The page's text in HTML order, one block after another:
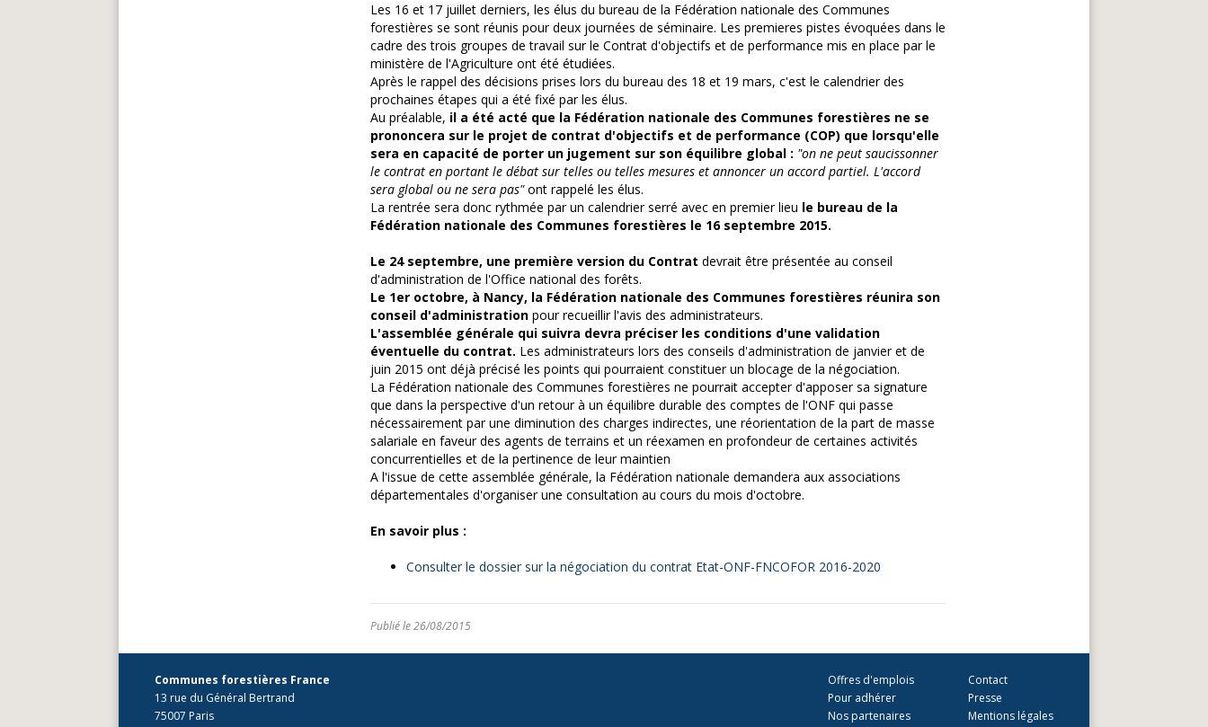
Les 16 et 17 juillet derniers, les élus du bureau de la Fédération nationale des Communes
forestières se sont réunis pour deux journées de séminaire. Les premieres pistes évoquées dans le
cadre des trois groupes de travail sur le Contrat d'objectifs et de performance mis en place par le
ministère de l'Agriculture ont été étudiées.
Après le rappel des décisions prises lors du bureau des 18 et 19 mars, c'est le calendrier des
prochaines étapes qui a été fixé par les élus.
Au préalable, il a été acté que la Fédération nationale des Communes forestières ne se
prononcera sur le projet de contrat d'objectifs et de performance (COP) que lorsqu'elle
sera en capacité de porter un jugement sur son équilibre global : "on ne peut saucissonner
le contrat en portant le débat sur telles ou telles mesures et annoncer un accord partiel. L'accord
sera global ou ne sera pas"ont rappelé les élus.
La rentrée sera donc rythmée par un calendrier serré avec en premier lieu le bureau de la
Fédération nationale des Communes forestières le 16 septembre 2015.
Le 24 septembre, une première version du Contrat devrait être présentée au conseil
d'administration de l'Office national des forêts.
Le 1er octobre, à Nancy, la Fédération nationale des Communes forestières réunira son
conseil d'administration pour recueillir l'avis des administrateurs.
L'assemblée générale qui suivra devra préciser les conditions d'une validation
éventuelle du contrat. Les administrateurs lors des conseils d'administration de janvier et de
juin 2015 ont déjà précisé les points qui pourraient constituer un blocage de la négociation.
La Fédération nationale des Communes forestières ne pourrait accepter d'apposer sa signature
que dans la perspective d'un retour à un équilibre durable des comptes de l'ONF qui passe
nécessairement par une diminution des charges indirectes, une réorientation de la part de masse
salariale en faveur des agents de terrains et un réexamen en profondeur de certaines activités
concurrentielles et de la pertinence de leur maintien
A l'issue de cette assemblée générale, la Fédération nationale demandera aux associations
départementales d'organiser une consultation au cours du mois d'octobre.
En savoir plus :
Consulter le dossier sur la négociation du contrat Etat-ONF-FNCOFOR 2016-2020
Publié le 26/08/2015
Communes forestières France
13 rue du Général Bertrand
75007 Paris
Contact
Presse
Mentions légales
Offres d'emplois
Pour adhérer
Nos partenaires